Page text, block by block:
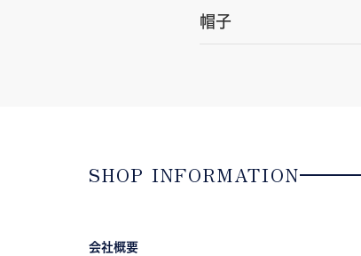
帽子
SHOP INFORMATION
会社概要